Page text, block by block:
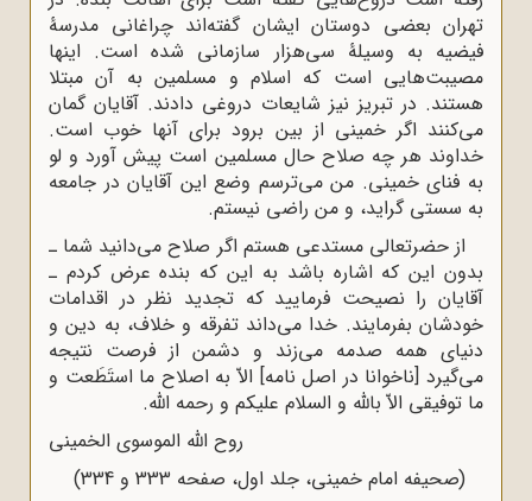
تهران بعضی دوستان ایشان گفته‌اند چراغانی‌ ‌مدرسۀ
فیضیه به وسیلۀ سی‌هزار سازمانی شده است. اینها
مصیبت‌هایی است که اسلام و‌ ‌مسلمین به آن مبتلا
هستند. در تبریز نیز شایعات دروغی دادند. آقایان گمان
می‌کنند اگر‌ ‌خمینی از بین برود برای آنها خوب است.
خداوند هر چه صلاح حال مسلمین است پیش‌ ‌آورد و لو
به فنای خمینی. من می‌ترسم وضع این آقایان در جامعه
به سستی گراید، و من‌ ‌راضی نیستم.‌
از حضرتعالی مستدعی هستم اگر صلاح می‌دانید شما ـ
بدون این که اشاره باشد به‌ ‌این که بنده عرض کردم ـ
آقایان را نصیحت فرمایید که تجدید نظر در اقدامات
خودشان‌ ‌بفرمایند. خدا می‌داند تفرقه و خلاف، به دین و
دنیای همه صدمه می‌زند و دشمن از‌ ‌فرصت نتیجه
می‌گیرد [ناخوانا در اصل نامه] الاّ به اصلاح ما استَطَعت و
ما توفیقی الاّ بالله و السلام علیکم و‌ ‌رحمه الله.‌
‌‌روح الله الموسوی الخمینی‌
(صحیفه امام خمینی، جلد اول، صفحه 333 و 334)